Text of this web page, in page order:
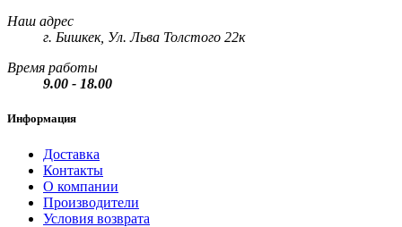
Наш адрес
г. Бишкек, Ул. Льва Толстого 22к
Время работы
9.00 - 18.00
Информация
Доставка
Контакты
О компании
Производители
Условия возврата